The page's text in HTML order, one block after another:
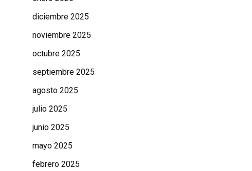
diciembre 2025
noviembre 2025
octubre 2025
septiembre 2025
agosto 2025
julio 2025
junio 2025
mayo 2025
febrero 2025